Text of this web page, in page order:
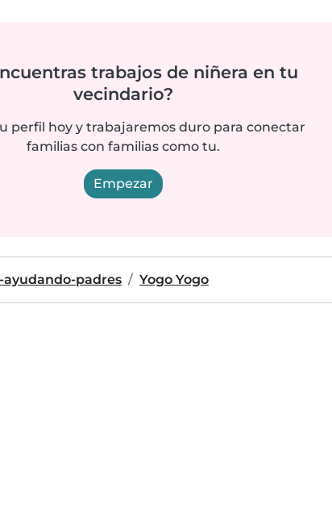
trabajos de niñera en tu
vecindario?
perfil hoy y trabajaremos duro para conectar
familias con familias como tu.
Empezar
ayudando-padres Yogo Yogo